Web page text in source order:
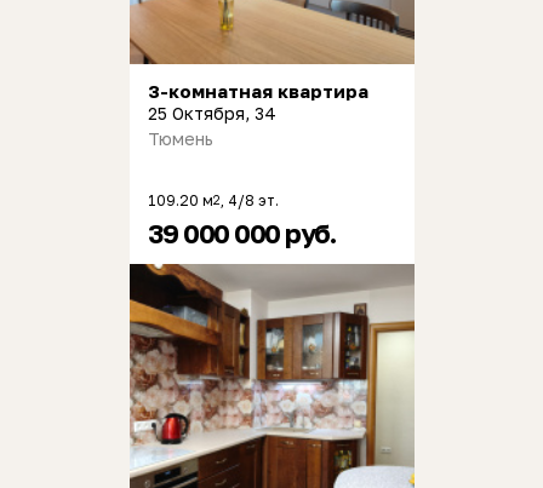
3-комнатная квартира
25 Октября, 34
Тюмень
109.20 м2 , 4/8 эт.
39 000 000 руб.